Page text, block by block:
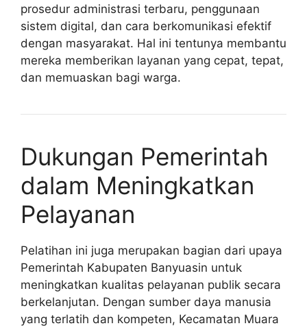
prosedur administrasi terbaru, penggunaan
sistem digital, dan cara berkomunikasi efektif
dengan masyarakat. Hal ini tentunya membantu
mereka memberikan layanan yang cepat, tepat,
dan memuaskan bagi warga.
Dukungan Pemerintah
dalam Meningkatkan
Pelayanan
Pelatihan ini juga merupakan bagian dari upaya
Pemerintah Kabupaten Banyuasin untuk
meningkatkan kualitas pelayanan publik secara
berkelanjutan. Dengan sumber daya manusia
yang terlatih dan kompeten, Kecamatan Muara